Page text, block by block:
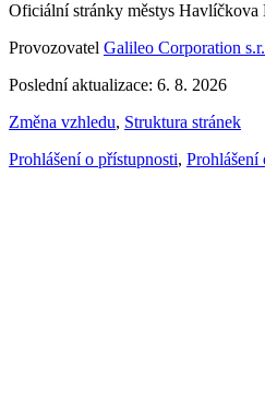
Oficiální stránky městys
Provozovatel Galileo Corporation
Poslední aktualizace: 6. 8. 2026
Změna vzhledu, Struktura stránek
Prohlášení o přístupnosti, Prohlášení